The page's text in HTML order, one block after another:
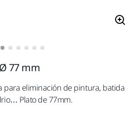
Ø 77 mm
para eliminación de pintura, batida
Plato de 77mm.